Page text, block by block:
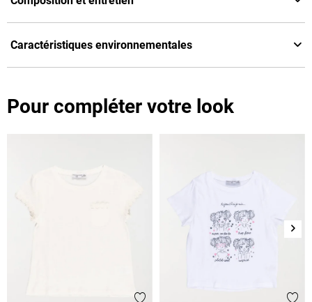
Caractéristiques environnementales
Pour compléter votre look